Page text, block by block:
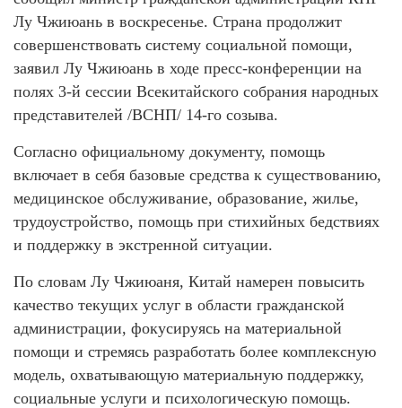
Лу Чжиюань в воскресенье. Страна продолжит
совершенствовать систему социальной помощи,
заявил Лу Чжиюань в ходе пресс-конференции на
полях 3-й сессии Всекитайского собрания народных
представителей /ВСНП/ 14-го созыва.
Согласно официальному документу, помощь
включает в себя базовые средства к существованию,
медицинское обслуживание, образование, жилье,
трудоустройство, помощь при стихийных бедствиях
и поддержку в экстренной ситуации.
По словам Лу Чжиюаня, Китай намерен повысить
качество текущих услуг в области гражданской
администрации, фокусируясь на материальной
помощи и стремясь разработать более комплексную
модель, охватывающую материальную поддержку,
социальные услуги и психологическую помощь.